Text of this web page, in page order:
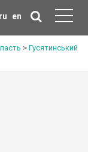
ru en
> Гусятинський